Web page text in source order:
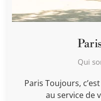
Qui
Paris Toujours,
au service de